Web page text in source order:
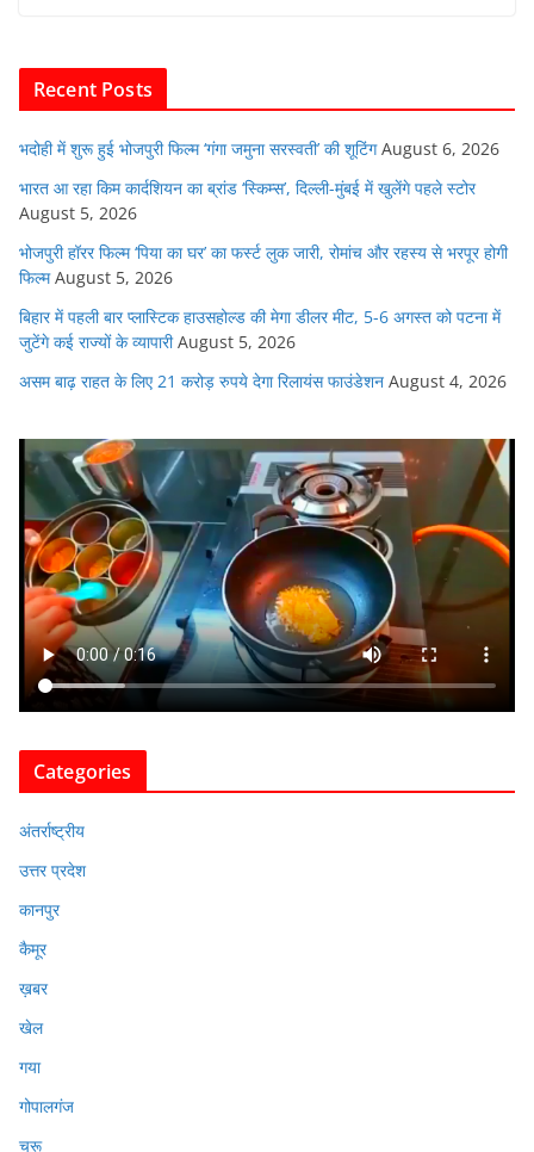
o
o
k
p
Recent Posts
भदोही में शुरू हुई भोजपुरी फिल्म ‘गंगा जमुना सरस्वती’ की शूटिंग August 6, 2026
भारत आ रहा किम कार्दशियन का ब्रांड ‘स्किम्स’, दिल्ली-मुंबई में खुलेंगे पहले स्टोर
August 5, 2026
भोजपुरी हॉरर फिल्म ‘पिया का घर’ का फर्स्ट लुक जारी, रोमांच और रहस्य से भरपूर होगी
फिल्म August 5, 2026
बिहार में पहली बार प्लास्टिक हाउसहोल्ड की मेगा डीलर मीट, 5-6 अगस्त को पटना में
जुटेंगे कई राज्यों के व्यापारी August 5, 2026
असम बाढ़ राहत के लिए 21 करोड़ रुपये देगा रिलायंस फाउंडेशन August 4, 2026
Categories
अंतर्राष्ट्रीय
उत्तर प्रदेश
कानपुर
कैमूर
ख़बर
खेल
गया
गोपालगंज
चुरू